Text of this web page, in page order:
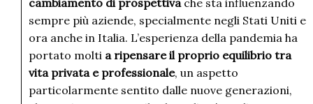
cambiamento di prospettivache sta influenzando
sempre più aziende, specialmente negli Stati Uniti e
ora anche in Italia. L’esperienza della pandemia ha
portato molti a ripensare il proprio equilibrio tra
vita privata e professionale, un aspetto
particolarmente sentito dalle nuove generazioni,